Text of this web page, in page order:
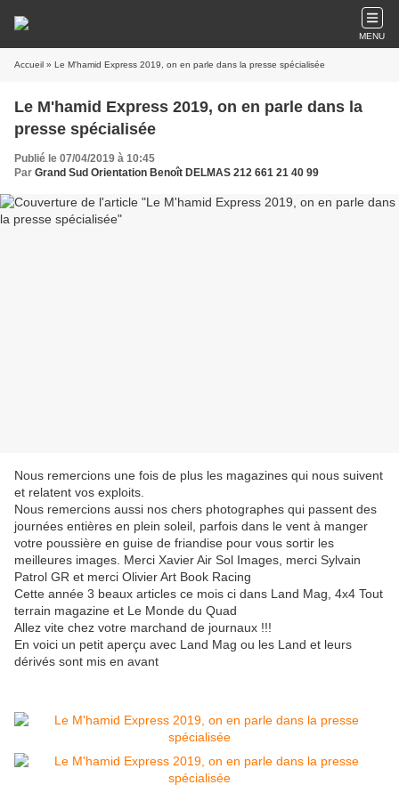
MENU
Accueil » Le M'hamid Express 2019, on en parle dans la presse spécialisée
Le M'hamid Express 2019, on en parle dans la
presse spécialisée
Publié le 07/04/2019 à 10:45
Par Grand Sud Orientation Benoît DELMAS 212 661 21 40 99
Nous remercions une fois de plus les magazines qui nous suivent
et relatent vos exploits.
Nous remercions aussi nos chers photographes qui passent des
journées entières en plein soleil, parfois dans le vent à manger
votre poussière en guise de friandise pour vous sortir les
meilleures images. Merci Xavier Air Sol Images, merci Sylvain
Patrol GR et merci Olivier Art Book Racing
Cette année 3 beaux articles ce mois ci dans Land Mag, 4x4 Tout
terrain magazine et Le Monde du Quad
Allez vite chez votre marchand de journaux !!!
En voici un petit aperçu avec Land Mag ou les Land et leurs
dérivés sont mis en avant